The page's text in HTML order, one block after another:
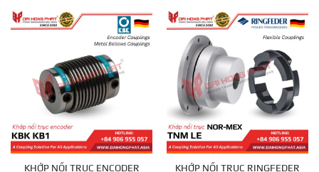
KHỚP NỐI TRỤC ENCODER KHỚP NỐI TRỤC RINGFEDER